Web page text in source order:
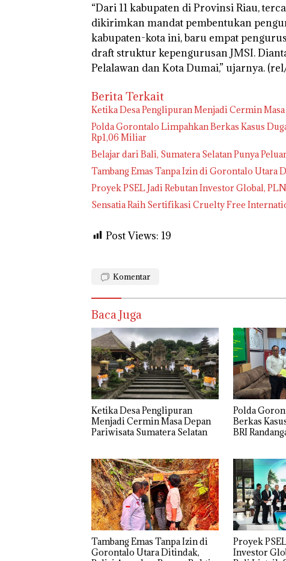
“Dari 11 kabupaten di Provinsi Riau,
dikirimkan mandat pembentukan
kabupaten-kota ini, baru empat
draft struktur kepengurusan JMSI.
Pelalawan dan Kota Dumai,” ujarnya.
Berita Terkait
Ketika Desa Penglipuran Menjadi Cermin
Polda Gorontalo Limpahkan Berkas Kasus
Rp1,06 Miliar
Belajar dari Bali, Sumatera Selatan Punya
Tambang Emas Tanpa Izin di Gorontalo Utara
Proyek PSEL Jadi Rebutan Investor Global,
Sensatia Raih Sertifikasi Cruelty Free
Post Views: 19
Komentar
Baca Juga
Ketika Desa Penglipuran
Menjadi Cermin Masa Depan
Pariwisata Sumatera Selatan
Polda
Berkas
BRI
Tambang Emas Tanpa Izin di
Gorontalo Utara Ditindak,
Proyek
Investor